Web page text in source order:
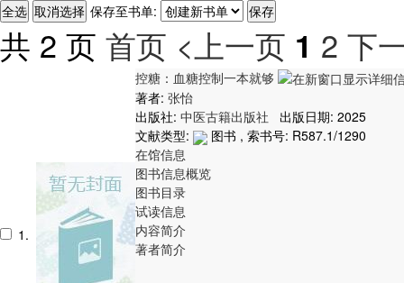
保存至书单:
共 2 页 首页 <上一页 1 2 下
1.
控糖：血糖控制一本就够
著者: 张怡
出版社: 中医古籍出版社
出版日期: 2025
文献类型:
图书 , 索书号: R587.1/1290
在馆信息
图书信息概览
图书目录
试读信息
内容简介
著者简介